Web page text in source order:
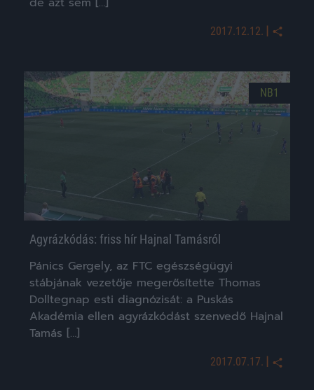
2017.12.12. |
NB1
Agyrázkódás: friss hír Hajnal Tamásról
Pánics Gergely, az FTC egészségügyi
stábjának vezetője megerősítette Thomas
Dolltegnap esti diagnózisát: a Puskás
Akadémia ellen agyrázkódást szenvedő Hajnal
Tamás […]
2017.07.17. |